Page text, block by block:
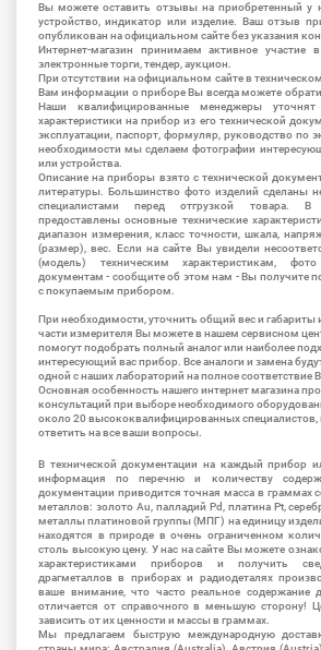
Вы можете оставить отзывы на приобретенный у
устройство, индикатор или изделие. Ваш отзыв
опубликован на официальном сайте без указания
Интернет-магазин принимаем активное участие
электронные торги, тендер, аукцион.
При отсутствии на официальном сайте в
Вам информации о приборе Вы всегда можете
Наши квалифицированные менеджеры
характеристики на прибор из его технической
эксплуатации, паспорт, формуляр, руководство по
необходимости мы сделаем фотографии
или устройства.
Описание на приборы взято с технической
литературы. Большинство фото изделий сделаны
специалистами перед отгрузкой товара. В
предоставлены основные технические
диапазон измерения, класс точности, шкала,
(размер), вес. Если на сайте Вы увидели
(модель) техническим характеристикам,
документам - сообщите об этом нам - Вы получите
с покупаемым прибором.
При необходимости, уточнить общий вес и габариты
части измерителя Вы можете в нашем сервисном
помогут подобрать полный аналог или наиболее
интересующий вас прибор. Все аналоги и замена
одной с наших лабораторий на полное
Основная особенность нашего интернет магазина
консультаций при выборе необходимого
около 20 высококвалифицированных специалистов,
ответить на все ваши вопросы.
В технической документации на каждый прибор
информация по перечню и количеству
документации приводится точная масса в граммах
металлов: золото Au, палладий Pd, платина Pt,
металлы платиновой группы (МПГ) на единицу
находятся в природе в очень ограниченном
столь высокую цену. У нас на сайте Вы можете
характеристиками приборов и получить
драгметаллов в приборах и радиодеталях
ваше внимание, что часто реальное содержание
отличается от справочного в меньшую сторону!
зависить от их ценности и массы в граммах.
Мы предлагаем быструю международную